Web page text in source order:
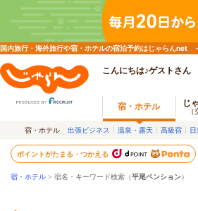
国内旅行・海外旅行や宿・ホテルの宿泊予約はじゃらんnet
こんにちは♪ゲストさん
宿・ホテル じ
宿・ホテル 出張ビジネス 温泉・露天 高級宿
ポイントがたまる・つかえる
宿・ホテル > 宿名・キーワード検索（平尾ペンション）